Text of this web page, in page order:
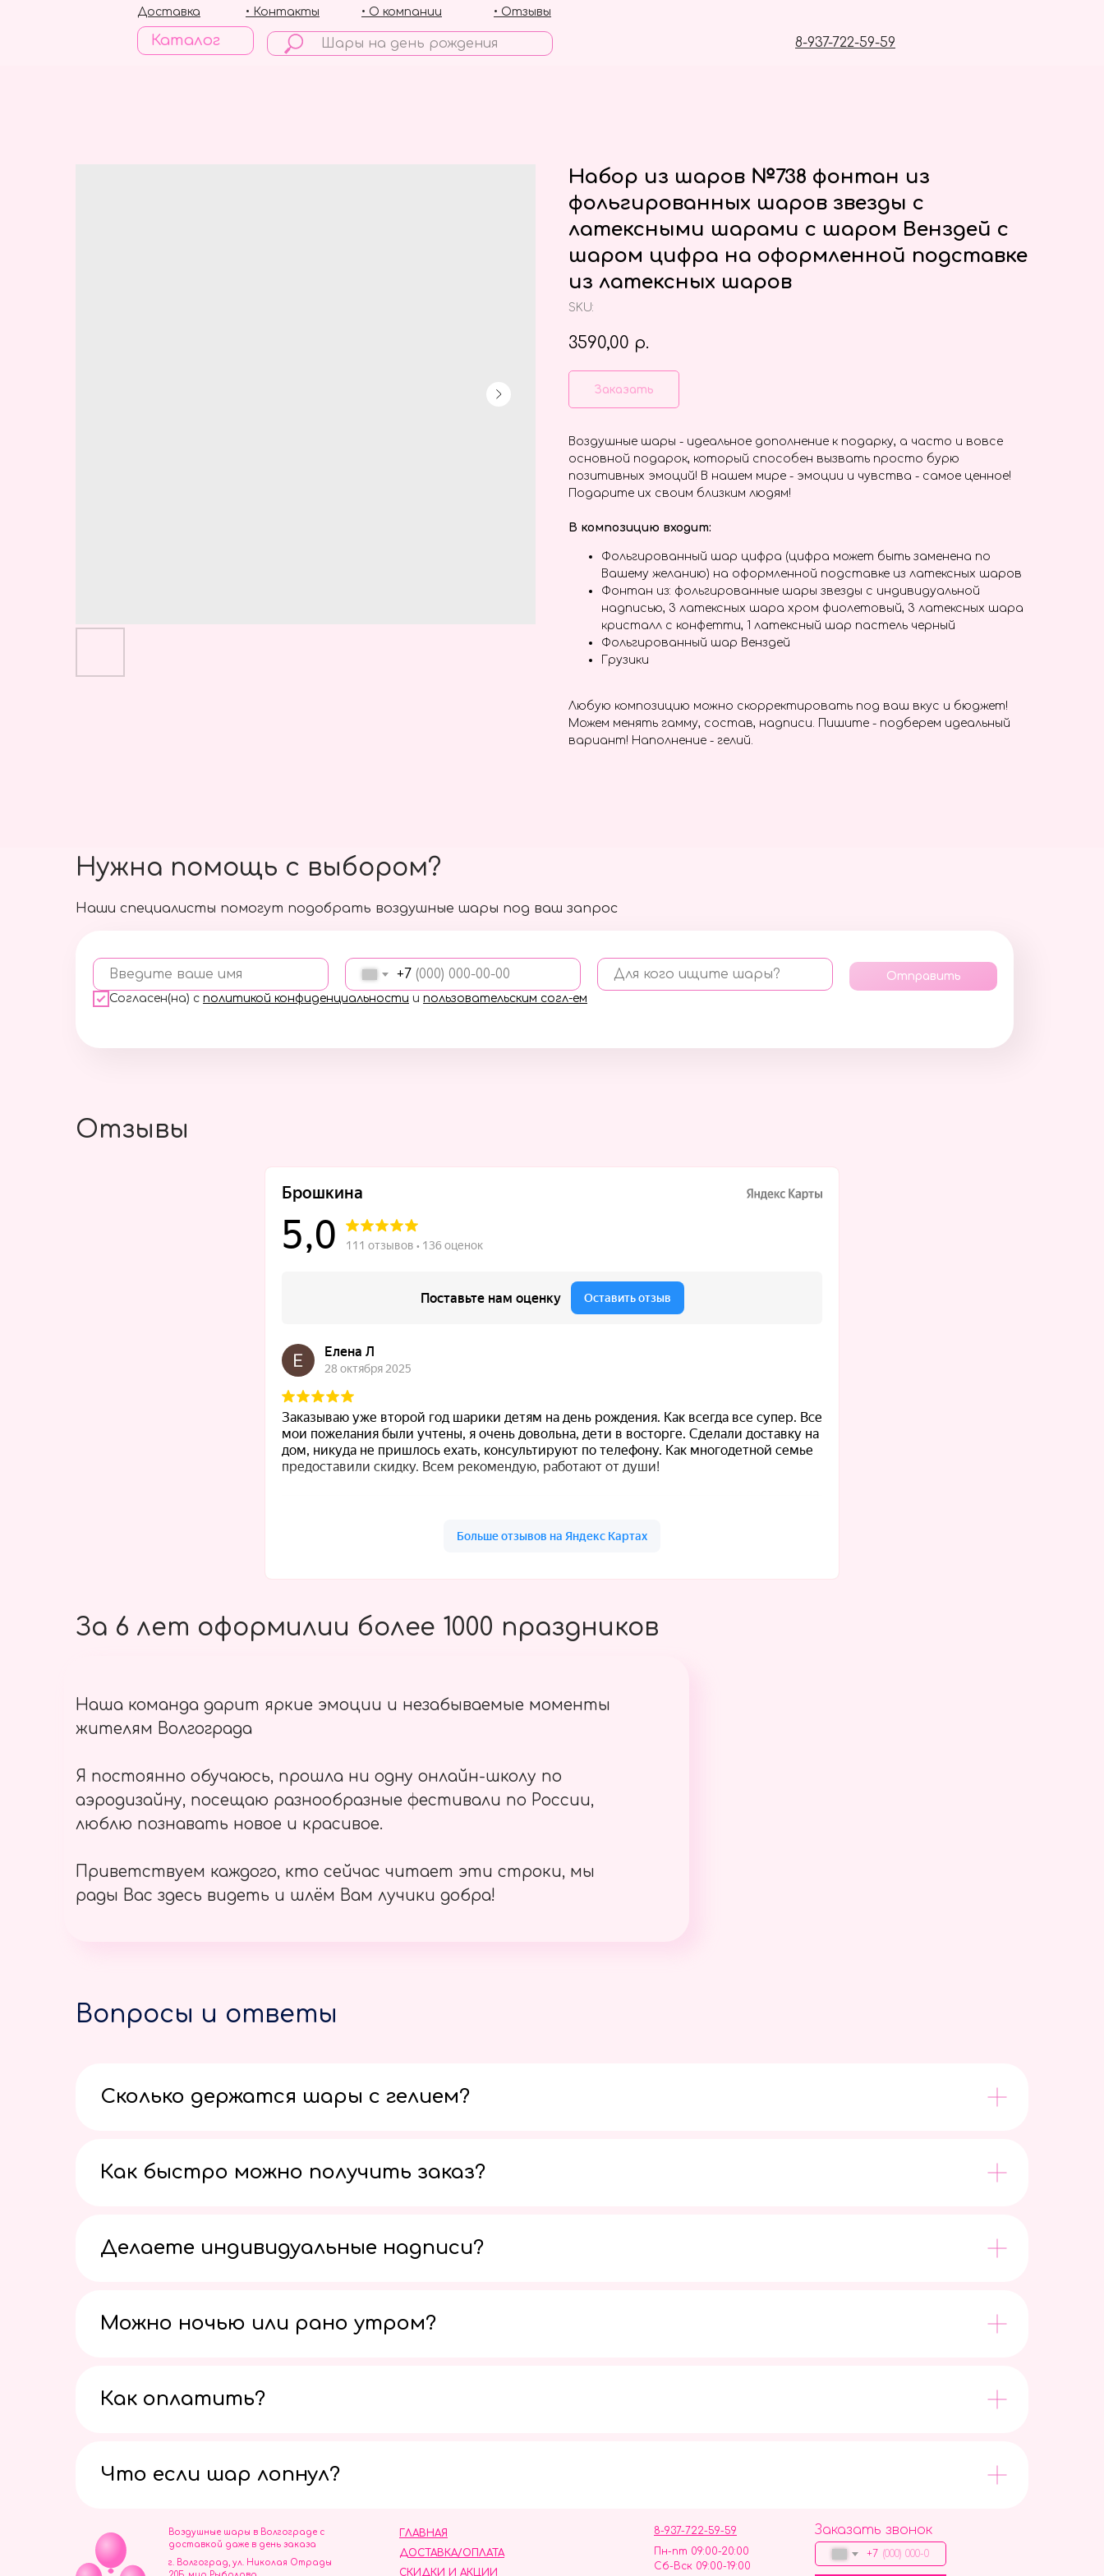
Каталог 8-937-722-59-59
• Отзывы
• О компании
• Контакты
Доставка
Набор из шаров №738 фонтан из
фольгированных шаров звезды с
латексными шарами с шаром Венздей с
шаром цифра на оформленной подставке
из латексных шаров
SKU:
3590,00 р.
Заказать
Воздушные шары - идеальное дополнение к подарку, а часто и вовсе
основной подарок, который способен вызвать просто бурю
позитивных эмоций! В нашем мире - эмоции и чувства - самое ценное!
Подарите их своим близким людям!
В композицию входит:
Фольгированный шар цифра (цифра может быть заменена по
Вашему желанию) на оформленной подставке из латексных шаров
Фонтан из: фольгированные шары звезды с индивидуальной
надписью, 3 латексных шара хром фиолетовый, 3 латексных шара
кристалл с конфетти, 1 латексный шар пастель черный
Фольгированный шар Венздей
Грузики
Любую композицию можно скорректировать под ваш вкус и бюджет!
Можем менять гамму, состав, надписи. Пишите - подберем идеальный
вариант! Наполнение - гелий.
Наши специалисты помогут подобрать воздушные шары под ваш запрос
Введите ваше имя +7 Для кого ищите шары?
Согласен(на) с политикой конфиденциальности и пользовательским согл-ем
Отправить
Нужна помощь с выбором?
Отзывы
За 6 лет оформилии более 1000 праздников
Наша команда дарит яркие эмоции и незабываемые моменты
жителям Волгограда
Я постоянно обучаюсь, прошла ни одну онлайн-школу по
аэродизайну, посещаю разнообразные фестивали по России,
люблю познавать новое и красивое.
Приветствуем каждого, кто сейчас читает эти строки, мы
рады Вас здесь видеть и шлём Вам лучики добра!
Вопросы и ответы
Сколько держатся шары с гелием?
Как быстро можно получить заказ?
Делаете индивидуальные надписи?
Можно ночью или рано утром?
Как оплатить?
Что если шар лопнул?
ГЛАВНАЯ
ДОСТАВКА/ОПЛАТА
СКИДКИ И АКЦИИ
8-937-722-59-59
Пн-пт 09:00-20:00
Сб-Вск 09:00-19:00
Воздушные шары в Волгограде с
доставкой даже в день заказа
Заказать звонок
+7
г. Волгоград, ул. Николая Отрады